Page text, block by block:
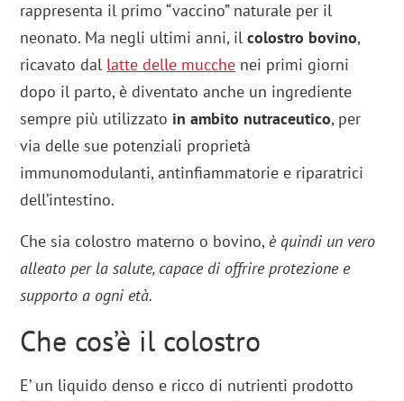
rappresenta il primo “vaccino” naturale per il
neonato. Ma negli ultimi anni, ilcolostro bovino,
ricavato dal latte delle mucche nei primi giorni
dopo il parto, è diventato anche un ingrediente
sempre più utilizzato in ambito nutraceutico, per
via delle sue potenziali proprietà
immunomodulanti, antinfiammatorie e riparatrici
dell’intestino.
Che sia colostro materno o bovino, è quindi un vero
alleato per la salute, capace di offrire protezione e
supporto a ogni età.
Che cos’è il colostro
E’ un liquido denso e ricco di nutrienti prodotto